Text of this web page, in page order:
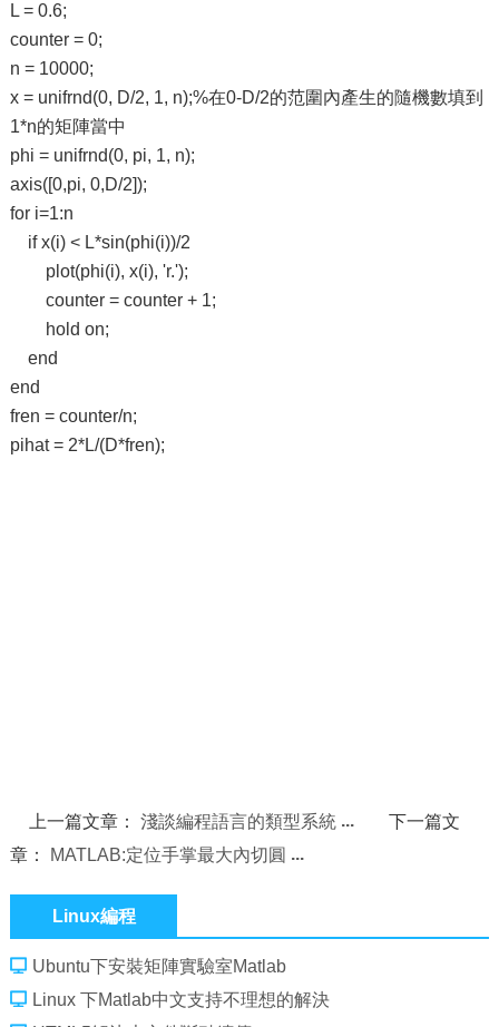
L = 0.6;
counter = 0;
n = 10000;
x = unifrnd(0, D/2, 1, n);%在0-D/2的范圍內產生的隨機數填到
1*n的矩陣當中
phi = unifrnd(0, pi, 1, n);
axis([0,pi, 0,D/2]);
for i=1:n
if x(i) < L*sin(phi(i))/2
plot(phi(i), x(i), 'r.');
counter = counter + 1;
hold on;
end
end
fren = counter/n;
pihat = 2*L/(D*fren);
上一篇文章：淺談編程語言的類型系統
下一篇文
章：
MATLAB:定位手掌最大內切圓
Linux編程
Ubuntu下安裝矩陣實驗室Matlab
Linux 下Matlab中文支持不理想的解決